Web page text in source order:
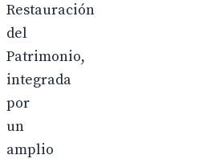
Restauración
del
Patrimonio,
integrada
por
un
amplio